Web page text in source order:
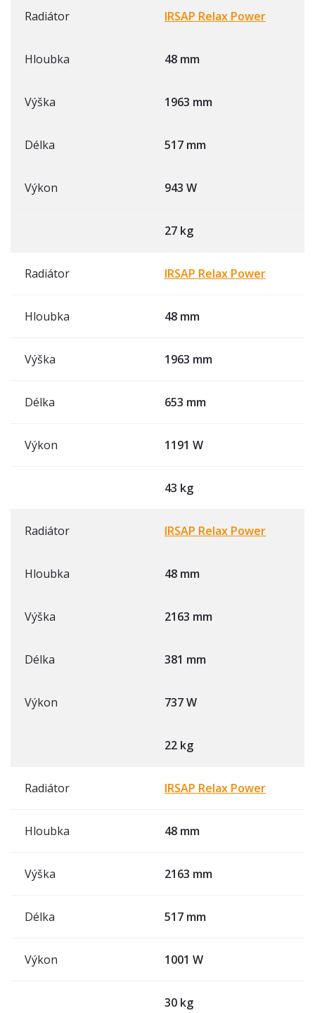
Radiátor IRSAP Relax Power
Hloubka 48 mm
Výška 1963 mm
Délka 517 mm
Výkon 943 W
27 kg
Radiátor IRSAP Relax Power
Hloubka 48 mm
Výška 1963 mm
Délka 653 mm
Výkon 1191 W
43 kg
Radiátor IRSAP Relax Power
Hloubka 48 mm
Výška 2163 mm
Délka 381 mm
Výkon 737 W
22 kg
Radiátor IRSAP Relax Power
Hloubka 48 mm
Výška 2163 mm
Délka 517 mm
Výkon 1001 W
30 kg